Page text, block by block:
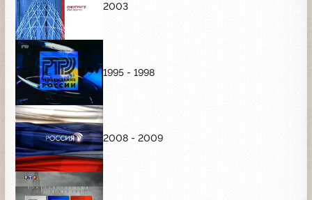
2003
1995 - 1998
2008 - 2009